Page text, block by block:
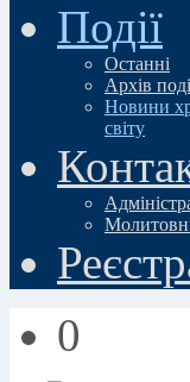
Події
Останні
Архів
Новини
свiту
0